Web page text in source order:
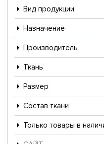
Вид продукции
Назначение
Производитель
Ткань
Размер
Состав ткани
Только товары в